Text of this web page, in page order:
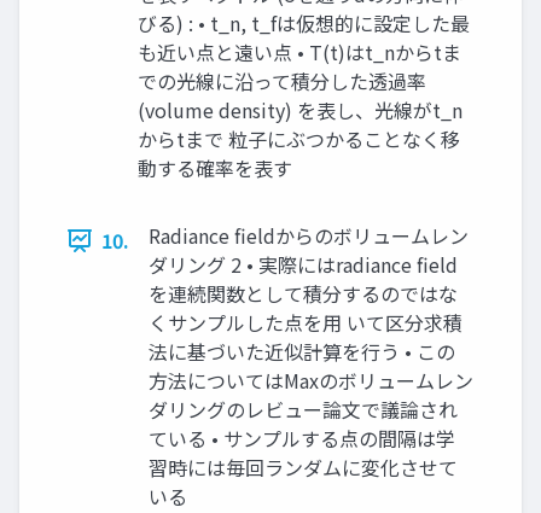
びる) : • t_n, t_fは仮想的に設定した最
も近い点と遠い点 • T(t)はt_nからtま
での光線に沿って積分した透過率
(volume density) を表し、光線がt_n
からtまで 粒⼦にぶつかることなく移
動する確率を表す
10.
Radiance fieldからのボリュームレン
ダリング 2 • 実際にはradiance field
を連続関数として積分するのではな
くサンプルした点を⽤ いて区分求積
法に基づいた近似計算を⾏う • この
⽅法についてはMaxのボリュームレン
ダリングのレビュー論⽂で議論され
ている • サンプルする点の間隔は学
習時には毎回ランダムに変化させて
いる